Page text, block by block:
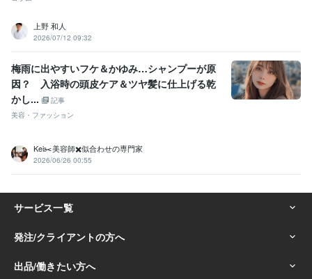
上野 和人
2026/07/12 09:32
梅雨に出やすいフケ＆かゆみ…シャンプーが原
因？ 入浴時の頭皮ケア＆ツヤ髪に仕上げる乾
かし...
記事
美容・ファッション
Kei✂️美容師✖️似合わせの専門家
2026/06/26 00:55